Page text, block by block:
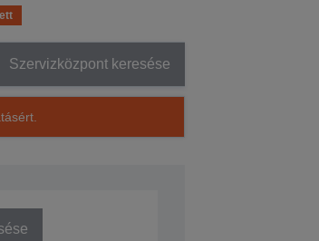
Szervizközpont keresése